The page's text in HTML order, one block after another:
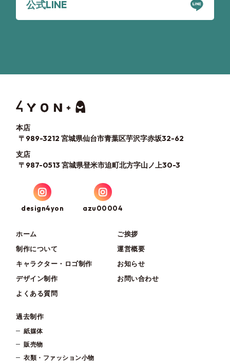
公式LINE
本店
〒989-3212 宮城県仙台市青葉区芋沢字赤坂32-62
支店
〒987-0513 宮城県登米市迫町北方字山ノ上30-3
design4yon azu00004
ホーム
制作について
キャラクター・ロゴ制作
デザイン制作
よくある質問
ご挨拶
運営概要
お知らせ
お問い合わせ
過去制作
紙媒体
販売物
衣類・ファッション小物